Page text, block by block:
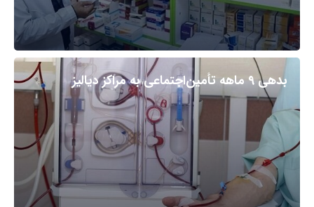
بدهی ۹ ماهه تأمین‌اجتماعی به مراکز دیالیز